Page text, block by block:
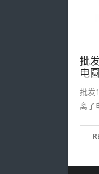
批
电
批发
离子